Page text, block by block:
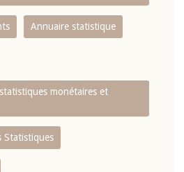
Annuaire statistique
monétaires et
Statistiques